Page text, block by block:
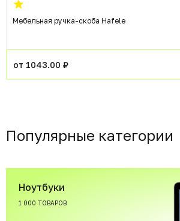
Мебельная ручка-скоба Hafele
от 1043.00 ₽
Популярные категории
Ноутбуки
1 000 ТОВАРОВ